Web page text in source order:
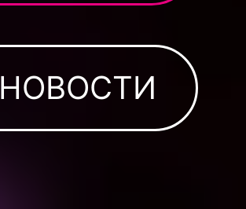
НОВОСТИ